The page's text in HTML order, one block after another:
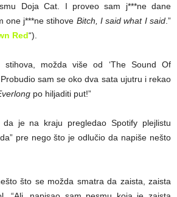
Doja Cat. I proveo sam j***ne dane
one j***ne stihove Bitch, I said what I said .”
Red“).
stihova, možda više od ‘The Sound Of
sam se oko dva sata ujutru i rekao
po hiljaditi put!”
je na kraju pregledao Spotify plejlistu
pre nego što je odlučio da napiše nešto
što se možda smatra da zaista, zaista